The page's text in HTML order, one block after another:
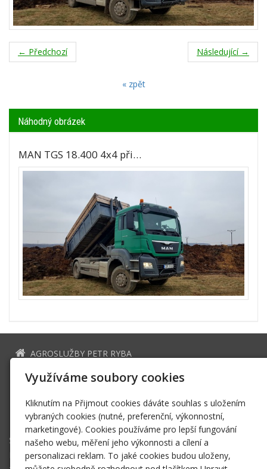
← Předchozí Následující →
« zpět
Náhodný obrázek
MAN TGS 18.400 4x4 při…
AGROSLUŽBY PETR RYBA
+420 604 371 861
Facebook
Služby
Doprava
Využíváme soubory cookies
Kliknutím na Přijmout cookies dáváte souhlas s uložením
vybraných cookies (nutné, preferenční, výkonnostní,
marketingové). Cookies používáme pro lepší fungování
našeho webu, měření jeho výkonnosti a cílení a
personalizaci reklam. To jaké cookies budou uloženy,